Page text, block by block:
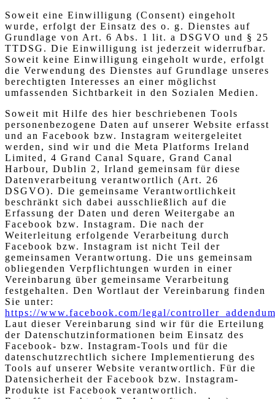
Soweit eine Einwilligung (Consent) eingeholt
wurde, erfolgt der Einsatz des o. g. Dienstes auf
Grundlage von Art. 6 Abs. 1 lit. a DSGVO und § 25
TTDSG. Die Einwilligung ist jederzeit widerrufbar.
Soweit keine Einwilligung eingeholt wurde, erfolgt
die Verwendung des Dienstes auf Grundlage unseres
berechtigten Interesses an einer möglichst
umfassenden Sichtbarkeit in den Sozialen Medien.
Soweit mit Hilfe des hier beschriebenen Tools
personenbezogene Daten auf unserer Website erfasst
und an Facebook bzw. Instagram weitergeleitet
werden, sind wir und die Meta Platforms Ireland
Limited, 4 Grand Canal Square, Grand Canal
Harbour, Dublin 2, Irland gemeinsam für diese
Datenverarbeitung verantwortlich (Art. 26
DSGVO). Die gemeinsame Verantwortlichkeit
beschränkt sich dabei ausschließlich auf die
Erfassung der Daten und deren Weitergabe an
Facebook bzw. Instagram. Die nach der
Weiterleitung erfolgende Verarbeitung durch
Facebook bzw. Instagram ist nicht Teil der
gemeinsamen Verantwortung. Die uns gemeinsam
obliegenden Verpflichtungen wurden in einer
Vereinbarung über gemeinsame Verarbeitung
festgehalten. Den Wortlaut der Vereinbarung finden
Sie unter:
https://www.facebook.com/legal/
Laut dieser Vereinbarung sind wir für die Erteilung
der Datenschutzinformationen beim Einsatz des
Facebook- bzw. Instagram-Tools und für die
datenschutzrechtlich sichere Implementierung des
Tools auf unserer Website verantwortlich. Für die
Datensicherheit der Facebook bzw. Instagram-
Produkte ist Facebook verantwortlich.